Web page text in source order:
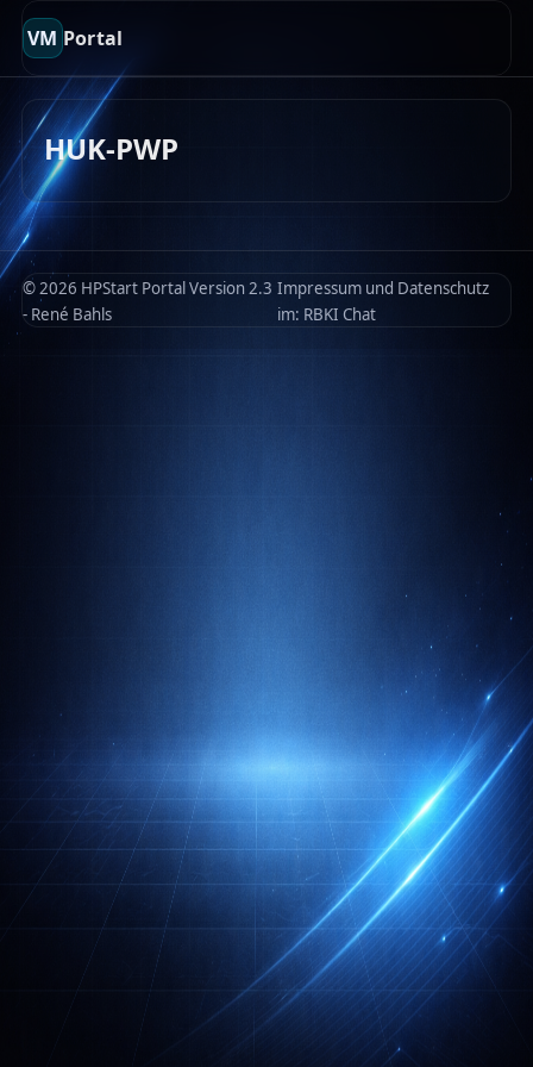
VM Portal
HUK-PWP
© 2026 HPStart Portal Version 2.3
- René Bahls
Impressum und Datenschutz
im: RBKI Chat